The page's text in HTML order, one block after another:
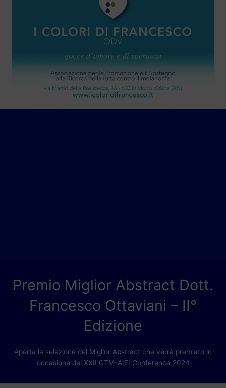
Premio Miglior Abstract Dott.
Francesco Ottaviani – II°
Edizione
Aperta la selezione del Miglior Abstract che verrà premiato in
occasione del XXII GTM-AIFI Conference 2024